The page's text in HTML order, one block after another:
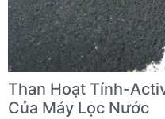
Than Hoạt Tính-
Của Máy Lọc Nước